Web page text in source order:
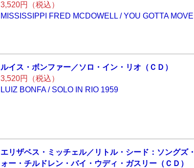
3,520円（税込）
MISSISSIPPI FRED MCDOWELL / YOU GOTTA MOVE
ルイス・ボンファー／ソロ・イン・ リオ（ＣＤ）
3,520円（税込）
LUIZ BONFA / SOLO IN RIO 1959
エリザベス・ミッチェル／リトル・ シード：ソングズ
ォー・チルドレン・バイ・ウディ・ガスリー（Ｃ Ｄ）